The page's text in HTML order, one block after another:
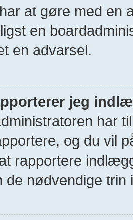
at gøre med en
en
en advarsel.
jeg
har
og du vil
rapportere
de nødvendige